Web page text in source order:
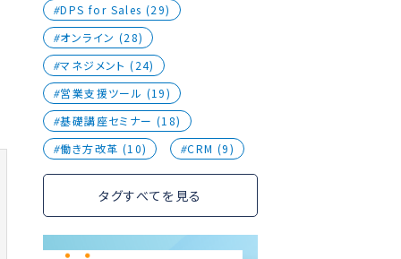
DPS for Sales (29)
オンライン (28)
マネジメント (24)
営業支援ツール (19)
基礎講座セミナー (18)
働き方改革 (10)
CRM (9)
タグすべてを見る